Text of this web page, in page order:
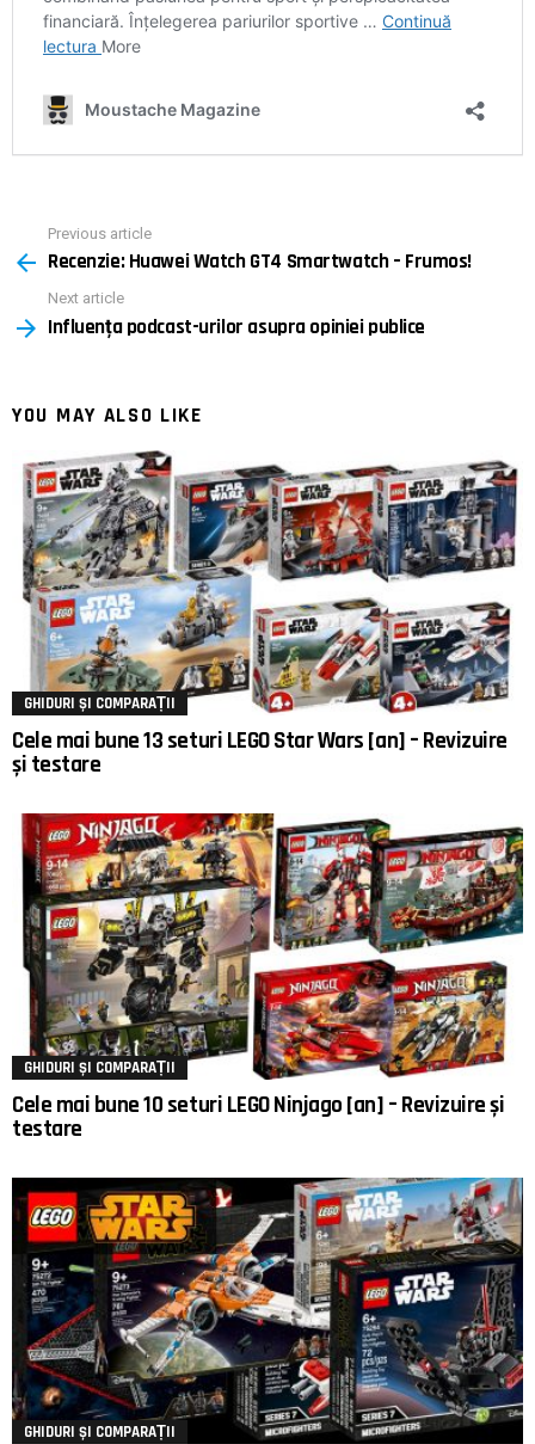
more
Previous article
Recenzie: Huawei Watch GT4 Smartwatch – Frumos!
Next article
Influența podcast-urilor asupra opiniei publice
YOU MAY ALSO LIKE
GHIDURI ȘI COMPARAȚII
Cele mai bune 13 seturi LEGO Star Wars [an] – Revizuire
și testare
GHIDURI ȘI COMPARAȚII
Cele mai bune 10 seturi LEGO Ninjago [an] – Revizuire și
testare
GHIDURI ȘI COMPARAȚII